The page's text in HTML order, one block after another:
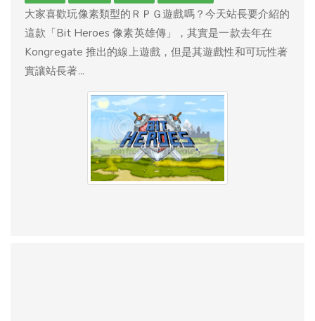
大家喜歡玩像素類型的ＲＰＧ遊戲嗎？今天站長要介紹的
這款「Bit Heroes 像素英雄傳」，其實是一款去年在
Kongregate 推出的線上遊戲，但是其遊戲性和可玩性著
實讓站長著...